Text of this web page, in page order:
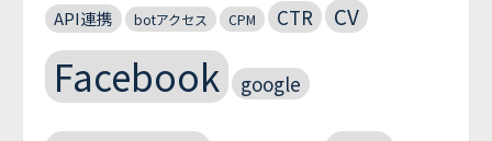
API連携 botアクセス CPM CTR CV
Facebook google